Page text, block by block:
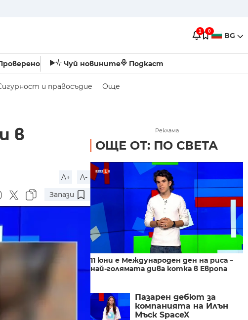
1 0 BG
Чуй новините Подкаст
и правосъдие Още
в
A+
A-
Запази
Реклама
ОЩЕ ОТ: ПО СВЕТА
11 юни е Международен ден на риса –
най-голямата дива котка в Европа
Пазарен дебют за
компанията на Илън
Мъск SpaceX